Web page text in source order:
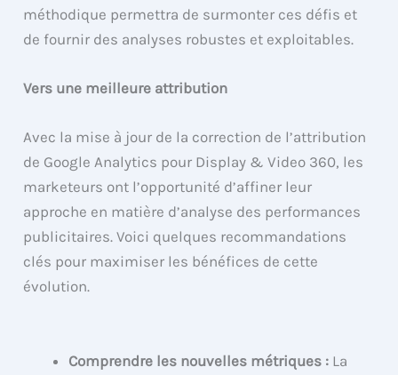
méthodique permettra de surmonter ces défis et
de fournir des analyses robustes et exploitables.
Vers une meilleure attribution
Avec la mise à jour de la correction de l’attribution
de Google Analytics pour Display & Video 360, les
marketeurs ont l’opportunité d’affiner leur
approche en matière d’analyse des performances
publicitaires. Voici quelques recommandations
clés pour maximiser les bénéfices de cette
évolution.
Comprendre les nouvelles métriques : La